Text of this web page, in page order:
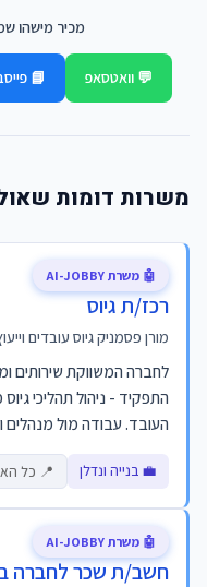
מכיר מישהו
💬 וואטסאפ 📘
משרות דומות
רכז/ת גיוס
מורן פסמניק גיוס עובדים
לחברה המשווקת שירותים
התפקיד - ניהול תהליכי
העובד. עבודה מול מנהלים
💼 בנייה ונדלן 📍 כל
🤖 משרת AI-JOBBY
חשב/ת שכר לחברה
🤖 משרת AI-JOBBY